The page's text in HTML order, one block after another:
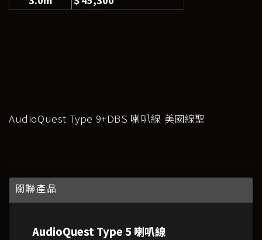
AudioQuest Type 9+DBS 喇叭線 美國線聖
關聯產品
AudioQuest Type 5 喇叭線